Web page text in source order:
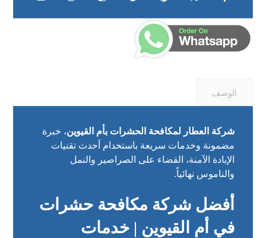
الوصف
شركة العطار لمكافحة الحشرات بأم القيوين، خبرة
مضمونة وخدمات سريعة باستخدام أحدث تقنيات
الإبادة الآمنة، القضاء على الصراصير والنمل
والناموس نهائياً.
أفضل شركة مكافحة حشرات
في أم القيوين | خدمات